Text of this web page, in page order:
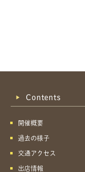
Contents
開催概要
過去の様子
交通アクセス
出店情報